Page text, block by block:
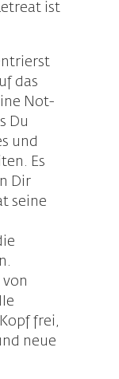
ist
das
Not-
Du
und
Es
Dir
seine
von
frei,
neue